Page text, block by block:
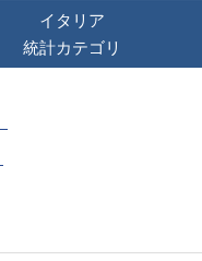
イタリア
統計カテゴリ